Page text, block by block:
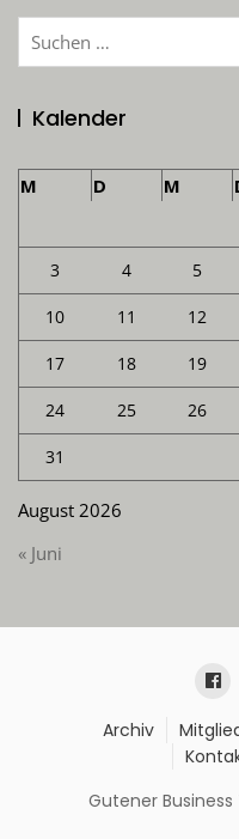
Suchen
Kalender
August 2026
M D M
3 4 5
10 11 12
17 18 19
24 25 26
31
« Juni
Archiv
Gutener